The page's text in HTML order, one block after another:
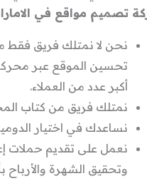
تصميم مواقع في
نحن لا نمتلك فريق
تحسين الموقع عبر
أكبر عدد من العملاء.
نمتلك فريق من كتاب
نساعدك في اختيار
نعمل على تقديم حملات
وتحقيق الشهرة